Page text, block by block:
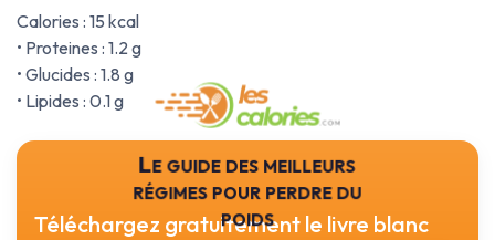
Calories : 15 kcal
• Proteines : 1.2 g
• Glucides : 1.8 g
• Lipides : 0.1 g
Le guide des meilleurs
régimes pour perdre du
poids
Téléchargez gratuitement le livre blanc